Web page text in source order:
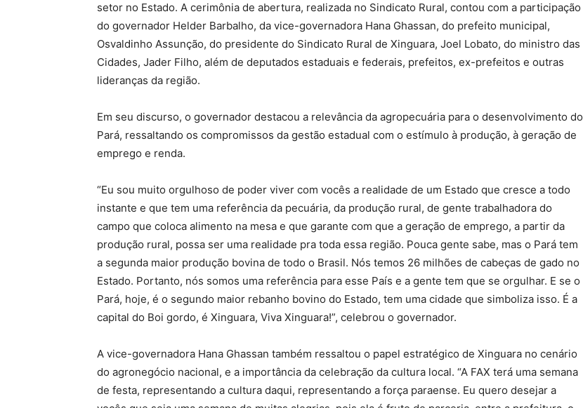
setor no Estado. A cerimônia de abertura, realizada no Sindicato Rural, contou com a participação
do governador Helder Barbalho, da vice-governadora Hana Ghassan, do prefeito municipal,
Osvaldinho Assunção, do presidente do Sindicato Rural de Xinguara, Joel Lobato, do ministro das
Cidades, Jader Filho, além de deputados estaduais e federais, prefeitos, ex-prefeitos e outras
lideranças da região.
Em seu discurso, o governador destacou a relevância da agropecuária para o desenvolvimento do
Pará, ressaltando os compromissos da gestão estadual com o estímulo à produção, à geração de
emprego e renda.
“Eu sou muito orgulhoso de poder viver com vocês a realidade de um Estado que cresce a todo
instante e que tem uma referência da pecuária, da produção rural, de gente trabalhadora do
campo que coloca alimento na mesa e que garante com que a geração de emprego, a partir da
produção rural, possa ser uma realidade pra toda essa região. Pouca gente sabe, mas o Pará tem
a segunda maior produção bovina de todo o Brasil. Nós temos 26 milhões de cabeças de gado no
Estado. Portanto, nós somos uma referência para esse País e a gente tem que se orgulhar. E se o
Pará, hoje, é o segundo maior rebanho bovino do Estado, tem uma cidade que simboliza isso. É a
capital do Boi gordo, é Xinguara, Viva Xinguara!”, celebrou o governador.
A vice-governadora Hana Ghassan também ressaltou o papel estratégico de Xinguara no cenário
do agronegócio nacional, e a importância da celebração da cultura local. “A FAX terá uma semana
de festa, representando a cultura daqui, representando a força paraense. Eu quero desejar a